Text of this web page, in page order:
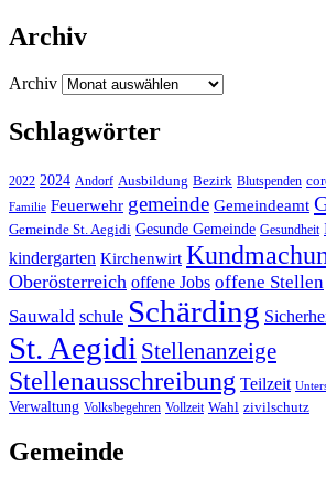
Archiv
Archiv
Schlagwörter
2022 2024 Andorf Ausbildung Bezirk Blutspenden
Familie Feuerwehr gemeinde Gemeindeamt
Gemeinde St. Aegidi Gesunde Gemeinde Gesundheit
kindergarten Kirchenwirt
Oberösterreich offene Jobs offene Stellen
Sauwald schule Schärding
St. Aegidi Stellenanzeige
Stellenausschreibung Teilzeit
Verwaltung Volksbegehren Vollzeit Wahl zivilschutz
Gemeinde